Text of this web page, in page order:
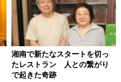
湘南で新たなスタートを切っ
たレストラン 人との繋がり
で起きた奇跡